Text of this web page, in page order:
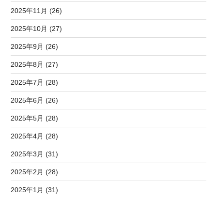
2025年11月 (26)
2025年10月 (27)
2025年9月 (26)
2025年8月 (27)
2025年7月 (28)
2025年6月 (26)
2025年5月 (28)
2025年4月 (28)
2025年3月 (31)
2025年2月 (28)
2025年1月 (31)